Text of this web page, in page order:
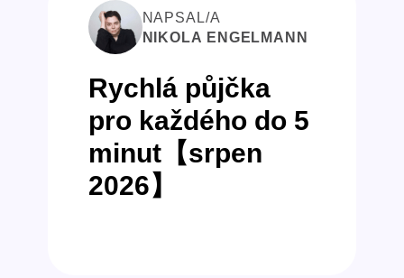
NAPSAL/A
NIKOLA ENGELMANN
Rychlá půjčka
pro každého do 5
minut【srpen
2026】